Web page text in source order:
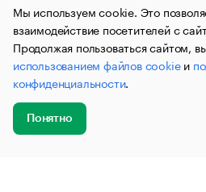
Контактная информация
Рассылка РБК Новости
Информация об ограничениях
Правовая информация
Мы используем cookie. Это
взаимодействие посетителей с
Продолжая пользоваться сайтом,
использованием файлов cookieи
конфиденциальности.
Понятно